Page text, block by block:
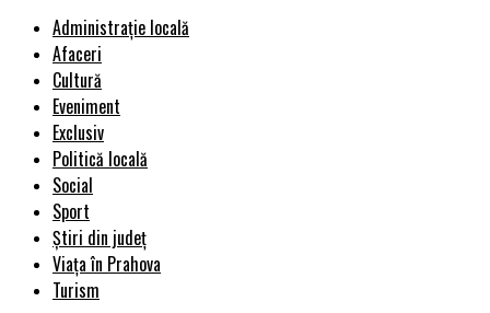
Administrație locală
Afaceri
Cultură
Eveniment
Exclusiv
Politică locală
Social
Sport
Știri din județ
Viața în Prahova
Turism